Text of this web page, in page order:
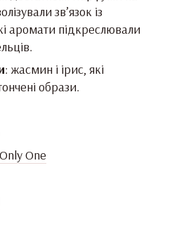
зв’язок із
аромати підкреслювали
: жасмин і ірис, які
образи.
One